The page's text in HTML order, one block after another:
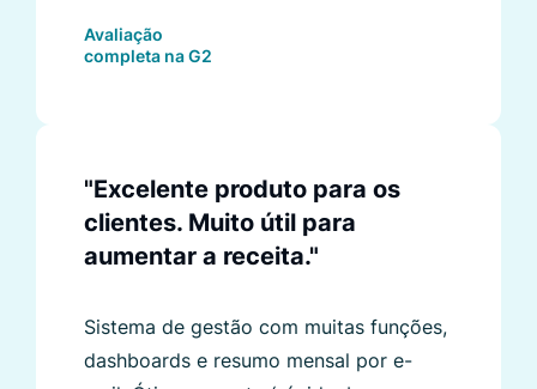
Avaliação
completa na G2
"Excelente produto para os
clientes. Muito útil para
aumentar a receita."
Sistema de gestão com muitas funções,
dashboards e resumo mensal por e-